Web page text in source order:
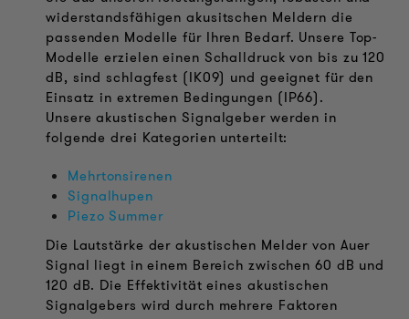
widerstandsfähigen akusitschen Meldern die
passenden Modelle für Ihren Bedarf. Unsere Top-
Modelle erzielen einen Schalldruck von bis zu 120
dB, sind schlagfest (IK09) und geeignet für den
Einsatz in extremen Bedingungen (IP66).
Unsere akustischen Signalgeber werden in
folgende drei Kategorien unterteilt:
Mehrtonsirenen
Signalhupen
Piezo Summer
Die Lautstärke der akustischen Melder von Auer
Signal liegt in einem Bereich zwischen 60 dB und
120 dB. Die Effektivität eines akustischen
Signalgebers wird durch mehrere Faktoren